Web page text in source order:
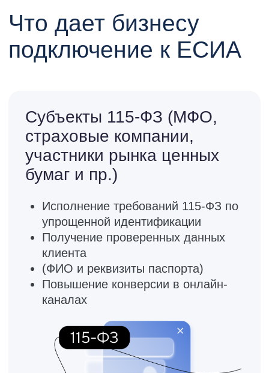
Государственные и
Исполнение требований закона
Оптимизация процессов
взаимодействия с гражданами
Рост KPI национальных программ
в сфере цифровизации
Идентификация физлиц,
прошедших проверку паспорта
Получение достоверных сведений
о клиенте
Юридически значимая простая
электронная подпись
Упрощение клиентского пути
Кому можно
подключаться к ЕСИА